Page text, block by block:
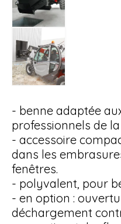
- benne adaptée
professionnels de
- accessoire
dans les
fenêtres.
- polyvalent, pour
- en option :
déchargement